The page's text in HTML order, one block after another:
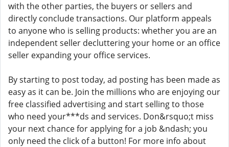
with the other parties, the buyers or sellers and
directly conclude transactions. Our platform appeals
to anyone who is selling products: whether you are an
independent seller decluttering your home or an office
seller expanding your office services.
By starting to post today, ad posting has been made as
easy as it can be. Join the millions who are enjoying our
free classified advertising and start selling to those
who need your***ds and services. Don&rsquo;t miss
your next chance for applying for a job &ndash; you
only need the click of a button! For more info about